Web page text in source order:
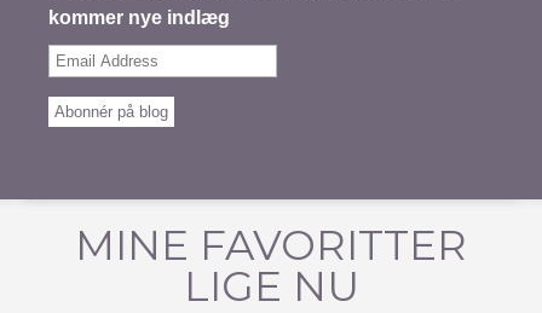
kommer nye indlæg
Email
Abonnér på blog
MINE FAVORITTER
LIGE NU